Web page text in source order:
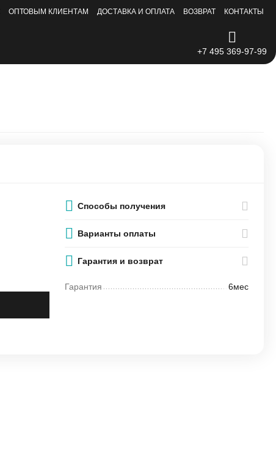
ОПТОВЫМ КЛИЕНТАМ ДОСТАВКА И ОПЛАТА ВОЗВРАТ КОНТАКТЫ
+7 495 369-97-99
Способы получения
Варианты оплаты
Гарантия и возврат
Гарантия 6мес